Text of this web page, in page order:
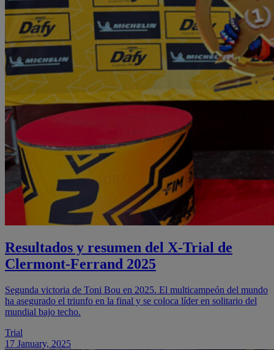
Resultados y resumen del X-Trial de
Clermont-Ferrand 2025
Segunda victoria de Toni Bou en 2025. El multicampeón del mundo
ha asegurado el triunfo en la final y se coloca líder en solitario del
mundial bajo techo.
Trial
17 January, 2025